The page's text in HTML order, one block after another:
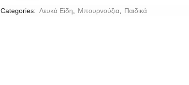
Categories: Λευκά Είδη Μπουρνούζια Παιδικά